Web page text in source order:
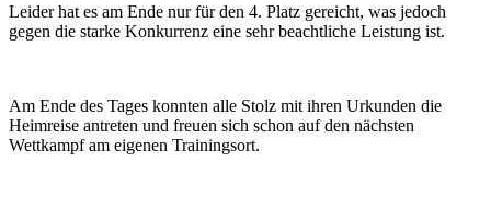
Leider hat es am Ende nur für den 4. Platz gereicht, was jedoch
gegen die starke Konkurrenz eine sehr beachtliche Leistung ist.
Am Ende des Tages konnten alle Stolz mit ihren Urkunden die
Heimreise antreten und freuen sich schon auf den nächsten
Wettkampf am eigenen Trainingsort.